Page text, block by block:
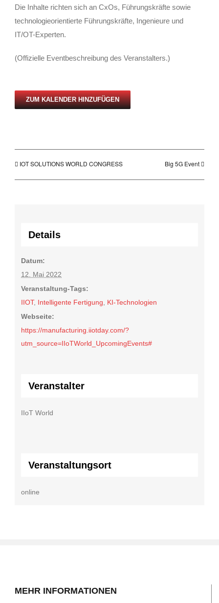
Die Inhalte richten sich an CxOs, Führungskräfte sowie
technologieorientierte Führungskräfte, Ingenieure und
IT/OT-Experten.
(Offizielle Eventbeschreibung des Veranstalters.)
ZUM KALENDER HINZUFÜGEN
IOT SOLUTIONS WORLD CONGRESS Big 5G Event
Details
Datum:
12. Mai 2022
Veranstaltung-Tags:
IIOT, Intelligente Fertigung
KI-Technologien
Webseite:
https://manufacturing.iiotday.com/?
utm_source=IIoTWorld_UpcomingEvents#
Veranstalter
IIoT World
Veranstaltungsort
online
MEHR INFORMATIONEN